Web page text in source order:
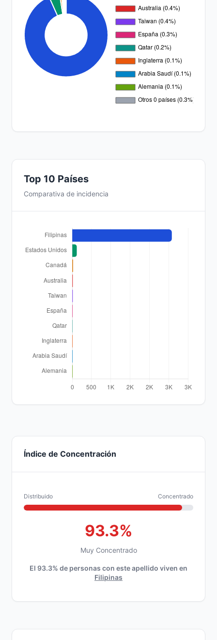
Top 10 Países
Comparativa de incidencia
Índice de Concentración
Distribuido Concentrado
93.3%
Muy Concentrado
El 93.3% de personas con este apellido viven en
Filipinas